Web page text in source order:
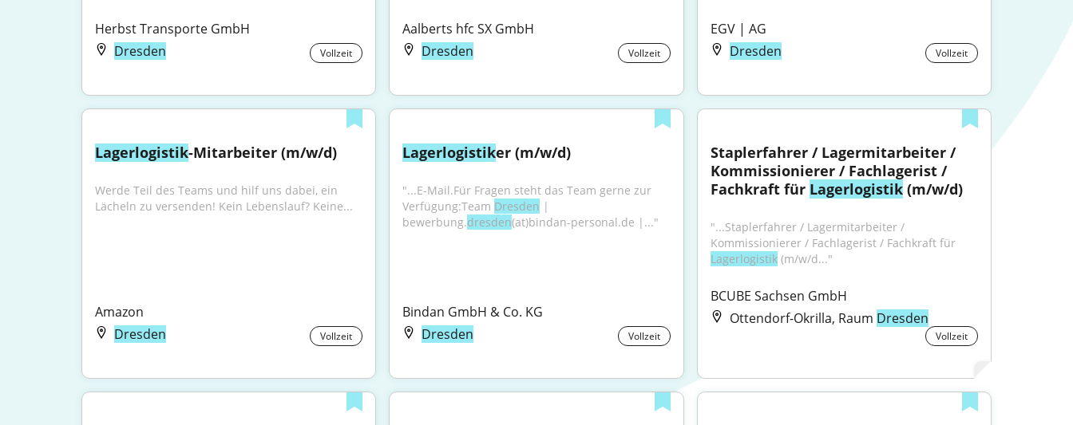
Herbst Transporte GmbH
Dresden
Vollzeit
Aalberts hfc SX GmbH
Dresden
Vollzeit
EGV | AG
Dresden
Vollzeit
Lagerlogistik-Mitarbeiter (m/w/d)
Werde Teil des Teams und hilf uns dabei, ein
Lächeln zu versenden! Kein Lebenslauf? Keine...
Amazon
Dresden
Vollzeit
Lagerlogistiker (m/w/d)
"...E-Mail.Für Fragen steht das Team gerne zur
Verfügung:Team Dresden |
bewerbung.dresden(at)bindan-personal.de |..."
Bindan GmbH & Co. KG
Dresden
Vollzeit
Staplerfahrer / Lagermitarbeiter /
Kommissionierer / Fachlagerist /
Fachkraft für Lagerlogistik (m/w/d)
"...Staplerfahrer / Lagermitarbeiter /
Kommissionierer / Fachlagerist / Fachkraft für
Lagerlogistik (m/w/d..."
BCUBE Sachsen GmbH
Ottendorf-Okrilla, Raum Dresden
Vollzeit